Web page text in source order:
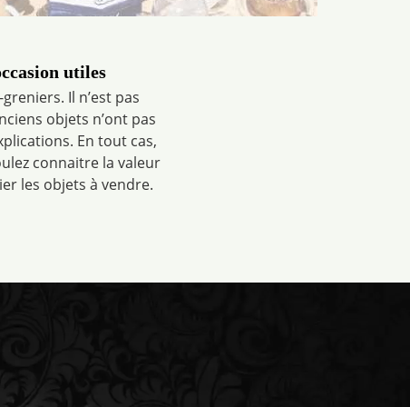
utiles
Il n’est pas
objets n’ont pas
En tout cas,
connaitre la valeur
les objets à vendre.